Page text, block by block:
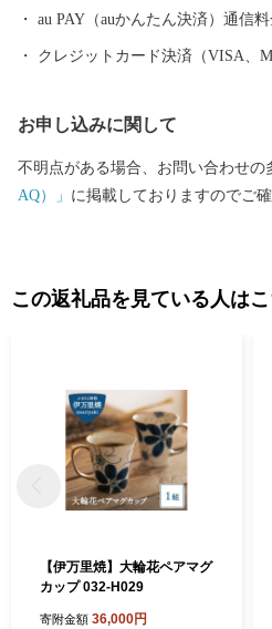
情報の提供、伊万里市のふるさと納
使用させていただきます。 また、
里市ふるさと納税サポート室】 電話
606-3441 メール：support@furusato-imari.jp ※伊万里市
納税のサポート室業務と、ワンスト
au PAY（auかんたん決済）通信
クレジットカード決済（VISA、
お申し込みに関して
不明点がある場合、お問い合わせの
AQ）」 に掲載しておりますのでご確
この返礼品を見ている人は
【伊万里焼】大輪花ペアマグ
カップ 032-H029
寄附金額 36,000円